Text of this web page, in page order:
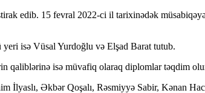
edib. 15 fevral 2022-ci il tarixinədək
isə Vüsal Yurdoğlu və Elşad Barat tutub.
qaliblərinə isə müvafiq olaraq diplomlar təqdim
İlyaslı, Əkbər Qoşalı, Rəsmiyyə Sabir, Kənan